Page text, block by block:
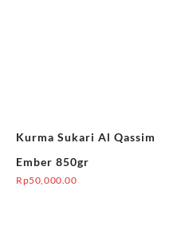
Kurma Sukari Al Qassim
Ember 850gr
Rp50,000.00